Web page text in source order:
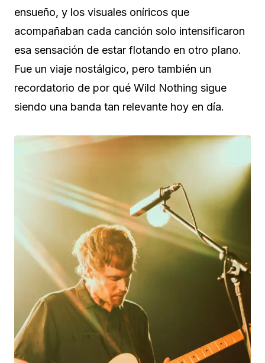
ensueño, y los visuales oníricos que
acompañaban cada canción solo intensificaron
esa sensación de estar flotando en otro plano.
Fue un viaje nostálgico, pero también un
recordatorio de por qué Wild Nothing sigue
siendo una banda tan relevante hoy en día.